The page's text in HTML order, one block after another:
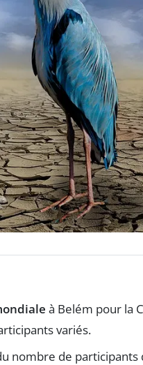
à Belém pour la
variés.
nombre de participants